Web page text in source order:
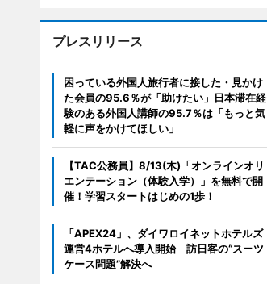
プレスリリース
困っている外国人旅行者に接した・見かけ
た会員の95.6％が「助けたい」日本滞在経
験のある外国人講師の95.7％は「もっと気
軽に声をかけてほしい」
【TAC公務員】8/13(木)「オンラインオリ
エンテーション（体験入学）」を無料で開
催！学習スタートはじめの1歩！
「APEX24」、ダイワロイネットホテルズ
運営4ホテルへ導入開始 訪日客の“スーツ
ケース問題”解決へ